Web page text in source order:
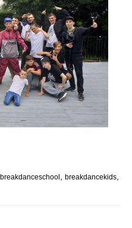
breakdanceschool
breakdancekids